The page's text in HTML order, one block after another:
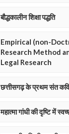
बौद्धकालीन शिक्षा पद्धति
Empirical (non-
Research Method
Legal Research
छत्तीसगढ़ के प्रथम संत
महात्मा गांधी की दृष्टि में